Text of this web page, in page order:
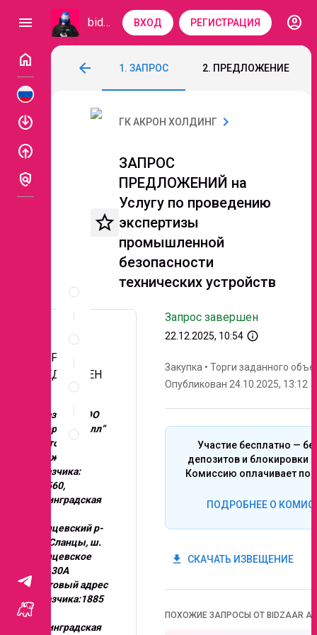
menu bidzaar ВХОД РЕГИСТРАЦИЯ
account_circle
home
enable
enable
policy
arrow_back
ЗАПРОС ПРЕДЛОЖЕНИЙ на Услугу по
1. ЗАПРОС 2. ПРЕДЛОЖЕНИЕ
Описание
Неценовые
Правила
проведения
ГК АКРОН ХОЛДИНГ chevron_right
star_border
ЗАПРОС
ПРЕДЛОЖЕНИЙ на
Услугу по проведению
экспертизы
промышленной
безопасности
технических устройств
ЗАПРОС
ПРЕДЛОЖЕН
Заказчик: ООО
“Экорусметалл”
Место
нахождения
Заказчика:
188560,
Ленинградская
Сланцевский р-
н, г. Сланцы, ш.
Сланцевское
дом 30А
Почтовый адрес
Заказчика:1885
60,
Ленинградская
Запрос завершен
22.12.2025, 10:54 info_outline
Закупка • Торги заданного
Опубликован 24.10.2025, 13:12
Участие бесплатно —
депозитов и блокировки
Комиссию оплачивает
ПОДРОБНЕЕ О
get_app СКАЧАТЬ ИЗВЕЩЕНИЕ
ПОХОЖИЕ ЗАПРОСЫ ОТ BIDZAAR AI